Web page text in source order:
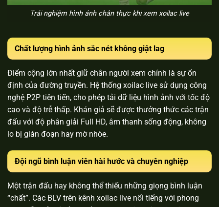
Trải nghiệm hình ảnh chân thực khi xem xoilac live
Chất lượng hình ảnh sắc nét không giật lag
Điểm cộng lớn nhất giữ chân người xem chính là sự ổn
định của đường truyền. Hệ thống xoilac live sử dụng công
nghệ P2P tiên tiến, cho phép tải dữ liệu hình ảnh với tốc độ
cao và độ trễ thấp. Khán giả sẽ được thưởng thức các trận
đấu với độ phân giải Full HD, âm thanh sống động, không
lo bị gián đoạn hay mờ nhòe.
Đội ngũ bình luận viên hài hước và chuyên nghiệp
Một trận đấu hay không thể thiếu những giọng bình luận
“chất”. Các BLV trên kênh xoilac live nổi tiếng với phong